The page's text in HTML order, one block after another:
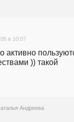
в 10:07
активно
)) такой
Андреева